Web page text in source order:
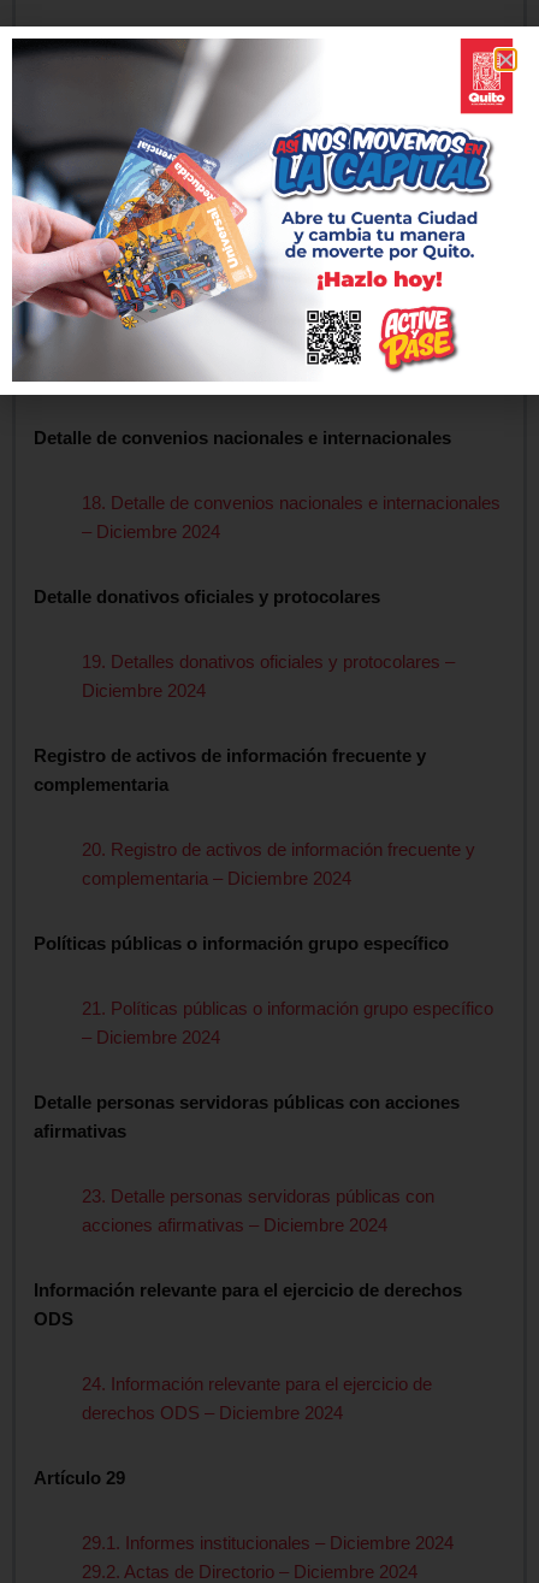
15. Texto íntegro de los contratos colectivos vigentes
y reformas – Diciembre 2024
Índice información reservada
16. Índice información reservada – Diciembre 2024
Audiencia y reuniones autoridades
17. Audiencias y reuniones de autoridades –
Detalle de convenios nacionales e internacionales
18. Detalle de convenios nacionales e internacionales
– Diciembre 2024
Detalle donativos oficiales y protocolares
19. Detalles donativos oficiales y protocolares –
Diciembre 2024
Registro de activos de información frecuente y
complementaria
20. Registro de activos de información frecuente y
complementaria – Diciembre 2024
Políticas públicas o información grupo específico
21. Políticas públicas o información grupo específico
– Diciembre 2024
Detalle personas servidoras públicas con acciones
afirmativas
23. Detalle personas servidoras públicas con
acciones afirmativas – Diciembre 2024
Información relevante para el ejercicio de derechos
ODS
24. Información relevante para el ejercicio de
derechos ODS – Diciembre 2024
Artículo 29
29.1. Informes institucionales – Diciembre 2024
29.2. Actas de Directorio – Diciembre 2024